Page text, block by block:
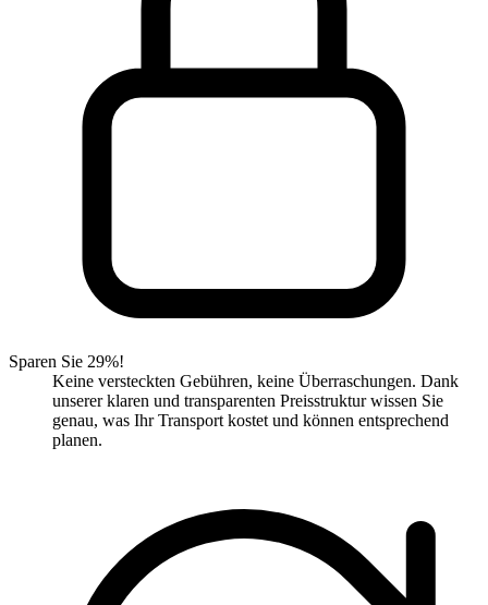
Sparen Sie 29%!
Keine versteckten Gebühren, keine Überraschungen. Dank
unserer klaren und transparenten Preisstruktur wissen Sie
genau, was Ihr Transport kostet und können entsprechend
planen.